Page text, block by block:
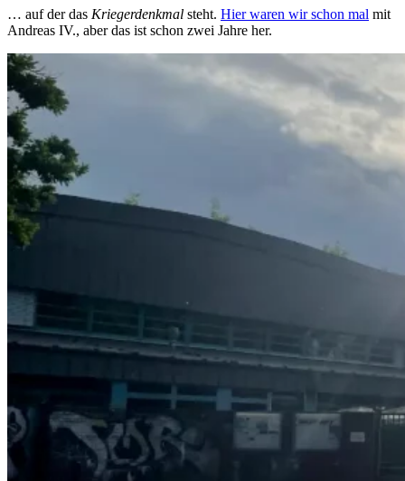
… auf der das Kriegerdenkmal steht. Hier waren wir schon mal mit
Andreas IV., aber das ist schon zwei Jahre her.